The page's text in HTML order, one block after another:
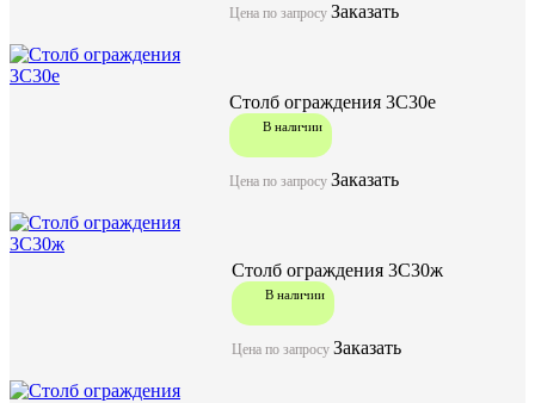
Документы:
Серия 3.017-3 Выпуск 1
Цена по запросу Заказать
В наличии
Столб ограждения 3С30е
Цена по запросу Заказать
В наличии
Столб ограждения 3С30ж
Цена по запросу Заказать